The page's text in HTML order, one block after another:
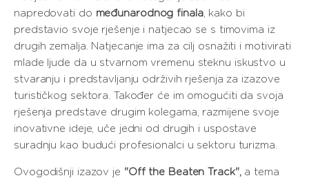
napredovati do međunarodnog finala, kako bi
predstavio svoje rješenje i natjecao se s timovima iz
drugih zemalja. Natjecanje ima za cilj osnažiti i motivirati
mlade ljude da u stvarnom vremenu steknu iskustvo u
stvaranju i predstavljanju održivih rješenja za izazove
turističkog sektora. Također će im omogućiti da svoja
rješenja predstave drugim kolegama, razmijene svoje
inovativne ideje, uče jedni od drugih i uspostave
suradnju kao budući profesionalci u sektoru turizma.
Ovogodišnji izazov je "Off the Beaten Track",a tema